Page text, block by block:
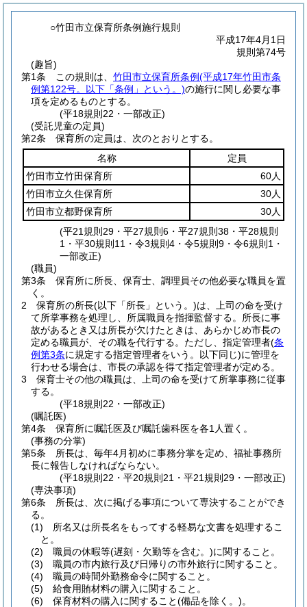
○竹田市立保育所条例施行規則
平成17年4月1日
規則第74号
(趣旨)
第1条
この規則は、 竹田市立保育所条例(平成17年竹田市条
例第122号。以下「条例」という。)の施行に関し必要な事
項を定めるものとする。
(平18規則22・一部改正)
(受託児童の定員)
第2条
保育所の定員は、次のとおりとする。
名称
定員
竹田市立竹田保育所
60人
竹田市立久住保育所
30人
竹田市立都野保育所
30人
(平21規則29・平27規則6・平27規則38・平28規則
1・平30規則11・令3規則4・令5規則9・令6規則1・
一部改正)
(職員)
第3条
保育所に所長、保育士、調理員その他必要な職員を置
く。
2
保育所の所長(以下「所長」という。)は、上司の命を受け
て所掌事務を処理し、所属職員を指揮監督する。 所長に事
故があるとき又は所長が欠けたときは、あらかじめ市長の
定める職員が、その職を代行する。 ただし、指定管理者(条
例第3条に規定する指定管理者をいう。以下同じ)に管理を
行わせる場合は、市長の承認を得て指定管理者が定める。
3
保育士その他の職員は、上司の命を受けて所掌事務に従事
する。
(平18規則22・一部改正)
(嘱託医)
第4条
保育所に嘱託医及び嘱託歯科医を各1人置く。
(事務の分掌)
第5条
所長は、毎年4月初めに事務分掌を定め、福祉事務所
長に報告しなければならない。
(平18規則22・平20規則21・平21規則29・一部改正)
(専決事項)
第6条
所長は、次に掲げる事項について専決することができ
る。
(1)
所名又は所長名をもってする軽易な文書を処理するこ
と。
(2)
職員の休暇等(遅刻・欠勤等を含む。)に関すること。
(3)
職員の市内旅行及び日帰りの市外旅行に関すること。
(4)
職員の時間外勤務命令に関すること。
(5)
給食用賄材料の購入に関すること。
(6)
保育材料の購入に関すること(備品を除く。)。